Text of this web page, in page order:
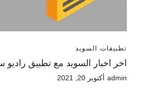
تطبيقات السويد
اخر اخبار السويد مع تطبيق راديو
admin أكتوبر 20, 2021